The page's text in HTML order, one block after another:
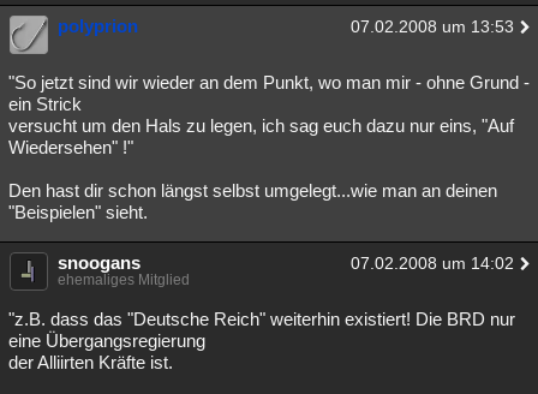
polyprion 07.02.2008 um 13:53
"So jetzt sind wir wieder an dem Punkt, wo man mir - ohne Grund -
ein Strick
versucht um den Hals zu legen, ich sag euch dazu nur eins, "Auf
Wiedersehen" !"
Den hast dir schon längst selbst umgelegt...wie man an deinen
"Beispielen" sieht.
snoogans 07.02.2008 um 14:02
ehemaliges Mitglied
"z.B. dass das "Deutsche Reich" weiterhin existiert! Die BRD nur
eine Übergangsregierung
der Alliirten Kräfte ist.